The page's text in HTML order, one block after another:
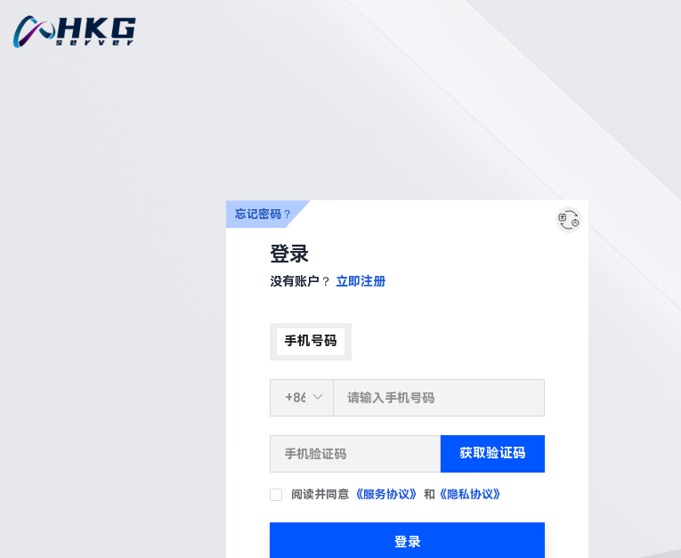
登录
没有账户？ 立即注册
手机号码
获取验证码
阅读并同意 《服务协议》 和 《隐私协议》
忘记密码？
登录